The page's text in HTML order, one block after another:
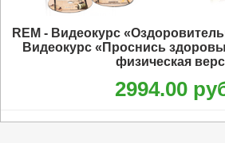
REM - Видеокурс
Видеокурс «Проснись
физическая
2994.00